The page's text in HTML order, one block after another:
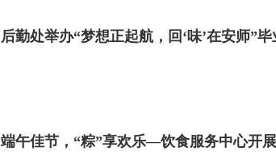
后勤处举办“梦想正起航，回‘味’在安师”
端午佳节，“粽”享欢乐—饮食服务中心开